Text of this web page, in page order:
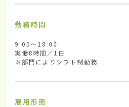
勤務時間
9:00～18:00
実働8時間／1日
※部門によりシフト制勤務
雇用形態